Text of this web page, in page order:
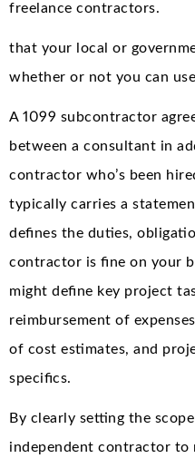
freelance contractors.
that your local or
whether or not you can
A 1099 subcontractor
between a consultant in
contractor who’s been
typically carries a
defines the duties,
contractor is fine on your
might define key project
reimbursement of
of cost estimates, and
specifics.
By clearly setting the
independent contractor to